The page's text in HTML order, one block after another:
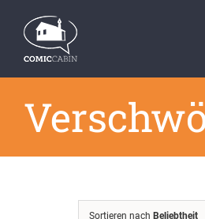
Inhalt
springen
Sortieren nach Beliebtheit